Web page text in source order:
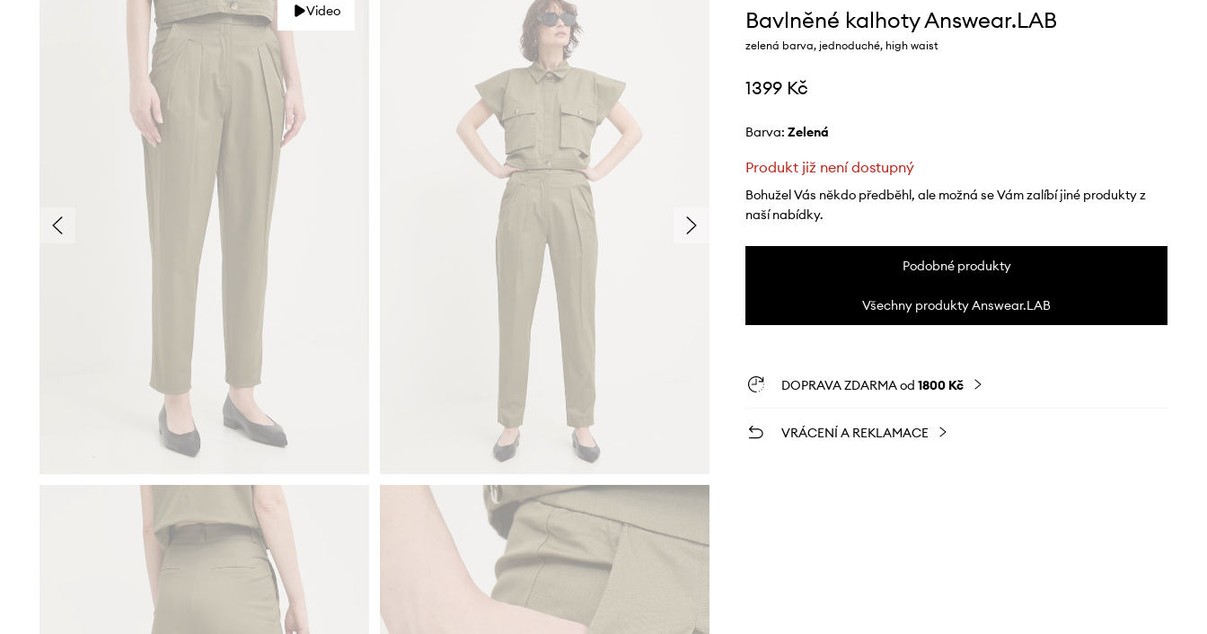
Video Bavlněné kalhoty Answear.LAB
zelená barva, jednoduché, high waist
1399 Kč
Barva: zelená
Produkt již není dostupný
Bohužel Vás někdo předběhl, ale možná se Vám zalíbí jiné produkty z
naší nabídky.
Podobné produkty
Všechny produkty Answear.LAB
DOPRAVA ZDARMA od 1800 Kč
VRÁCENÍ A REKLAMACE